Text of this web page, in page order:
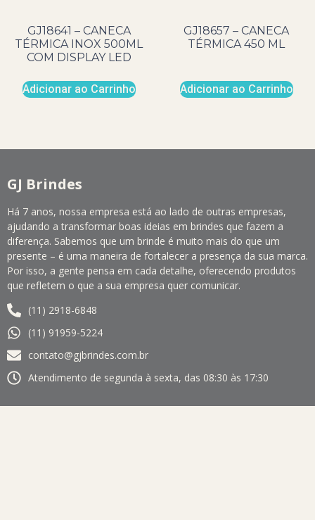
GJ18641 – CANECA
TÉRMICA INOX 500ML
COM DISPLAY LED
Adicionar ao Carrinho
GJ18657 – CANECA
TÉRMICA 450 ML
Adicionar ao Carrinho
GJ Brindes
Há 7 anos, nossa empresa está ao lado de outras empresas,
ajudando a transformar boas ideias em brindes que fazem a
diferença. Sabemos que um brinde é muito mais do que um
presente – é uma maneira de fortalecer a presença da sua marca.
Por isso, a gente pensa em cada detalhe, oferecendo produtos
que refletem o que a sua empresa quer comunicar.
(11) 2918-6848
(11) 91959-5224
contato@gjbrindes.com.br
Atendimento de segunda à sexta, das 08:30 às 17:30